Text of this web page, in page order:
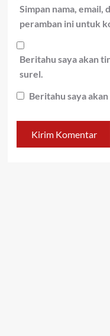
Simpan nama, email,
peramban ini untuk
Beritahu saya akan
surel.
Beritahu saya